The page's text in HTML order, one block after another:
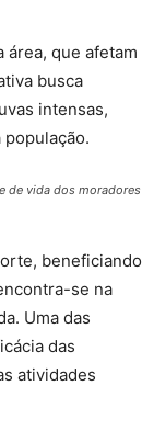
que afetam
busca
intensas,
de vida dos moradores
beneficiando
se na
Uma das
das
atividades